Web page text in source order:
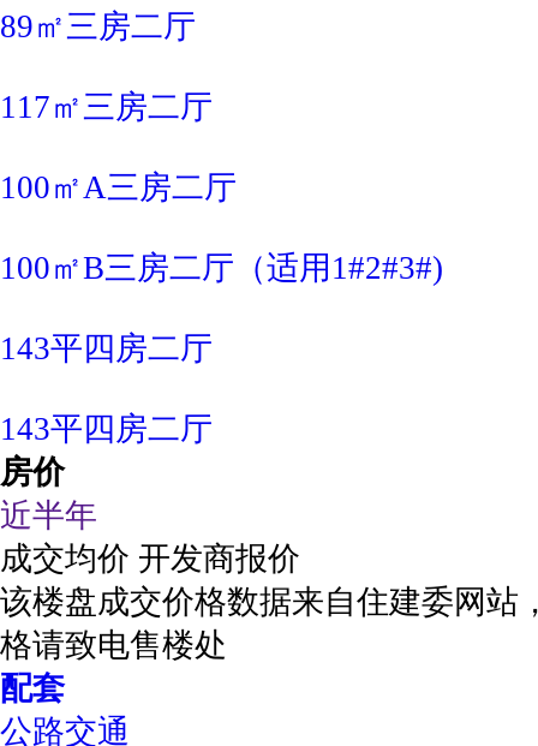
89㎡三房二厅
117㎡三房二厅
100㎡A三房二厅
100㎡B三房二厅（适用1#2#3#)
143平四房二厅
143平四房二厅
房价
近半年
成交均价 开发商报价
该楼盘成交价格数据来自住建委网站
格请致电售楼处
配套
公路交通